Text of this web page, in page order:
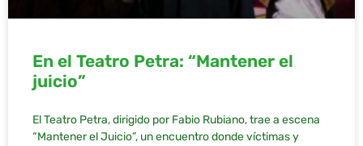
En el Teatro Petra: “Mantener el
juicio”
El Teatro Petra, dirigido por Fabio Rubiano, trae a escena
“Mantener el Juicio”, un encuentro donde víctimas y